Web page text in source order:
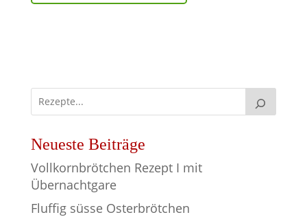
Neueste Beiträge
Vollkornbrötchen Rezept I mit
Übernachtgare
Fluffig süsse Osterbrötchen